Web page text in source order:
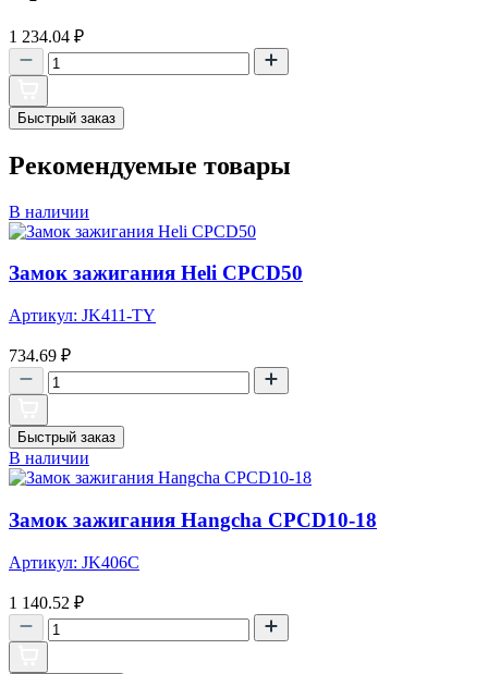
1 234.04 ₽
Быстрый заказ
Рекомендуемые товары
В наличии
Замок зажигания Heli CPCD50
Артикул: JK411-TY
734.69 ₽
Быстрый заказ
В наличии
Замок зажигания Hangcha CPCD10-18
Артикул: JK406C
1 140.52 ₽